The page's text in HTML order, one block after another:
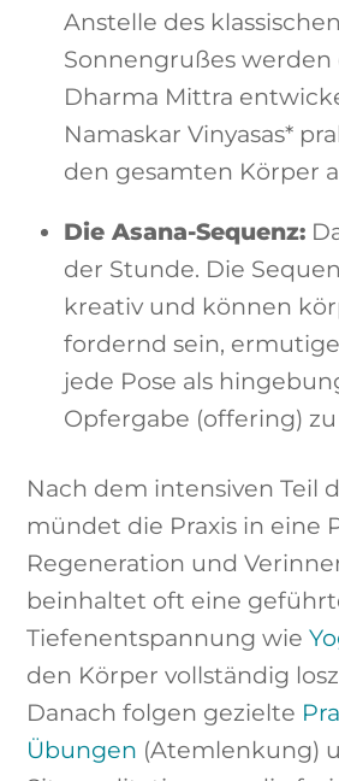
Anstelle des klassischen
Sonnengrußes werden
Dharma Mittra
Namaskar Vinyasas*
den gesamten Körper
Die Asana-Sequenz:
der Stunde. Die
kreativ und können
fordernd sein,
jede Pose als
Opfergabe (offering) zu
Nach dem intensiven Teil
mündet die Praxis in eine
Regeneration und
beinhaltet oft eine
Tiefenentspannung wie
den Körper vollständig
Danach folgen gezielte
Übungen (Atemlenkung)